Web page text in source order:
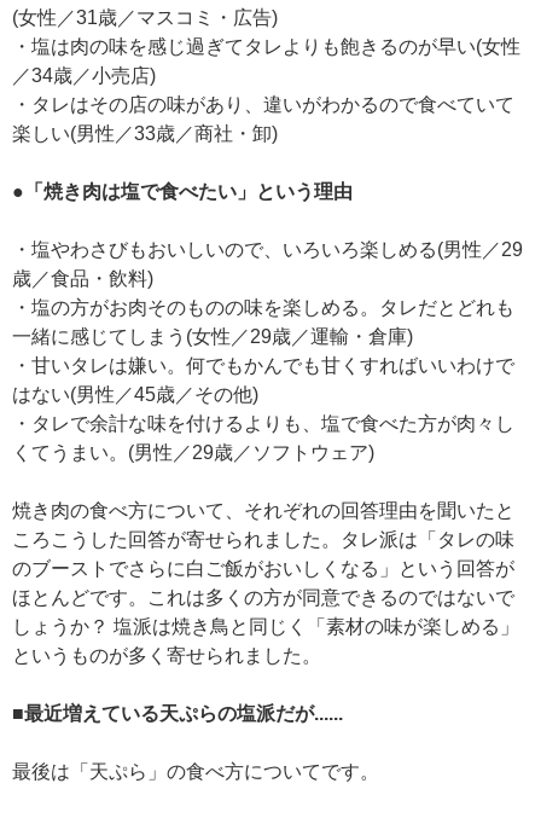
(女性／31歳／マスコミ・広告)
・塩は肉の味を感じ過ぎてタレよりも飽きるのが早い(女性
／34歳／小売店)
・タレはその店の味があり、違いがわかるので食べていて
楽しい(男性／33歳／商社・卸)
●「焼き肉は塩で食べたい」という理由
・塩やわさびもおいしいので、いろいろ楽しめる(男性／29
歳／食品・飲料)
・塩の方がお肉そのものの味を楽しめる。タレだとどれも
一緒に感じてしまう(女性／29歳／運輸・倉庫)
・甘いタレは嫌い。何でもかんでも甘くすればいいわけで
はない(男性／45歳／その他)
・タレで余計な味を付けるよりも、塩で食べた方が肉々し
くてうまい。(男性／29歳／ソフトウェア)
焼き肉の食べ方について、それぞれの回答理由を聞いたと
ころこうした回答が寄せられました。タレ派は「タレの味
のブーストでさらに白ご飯がおいしくなる」という回答が
ほとんどです。これは多くの方が同意できるのではないで
しょうか？ 塩派は焼き鳥と同じく「素材の味が楽しめる」
というものが多く寄せられました。
■最近増えている天ぷらの塩派だが......
最後は「天ぷら」の食べ方についてです。